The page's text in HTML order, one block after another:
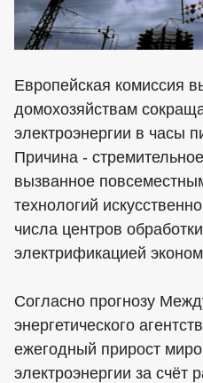
Европейская комиссия
домохозяйствам
электроэнергии в часы
Причина -
вызванное
технологий
числа центров
электрификацией
Согласно прогнозу
энергетического
ежегодный прирост
электроэнергии за